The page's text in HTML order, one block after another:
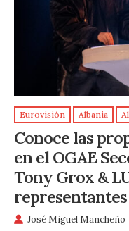
Eurovisión Albania
Conoce las
en el OGAE
Tony Grox &
representantes
José Miguel Mancheño